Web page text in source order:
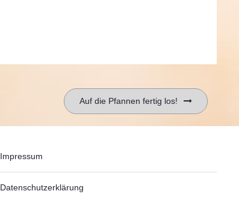
Auf die Pfannen fertig los!
Impressum
Datenschutzerklärung